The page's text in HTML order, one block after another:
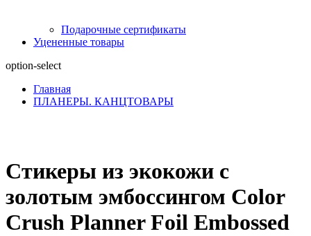
Подарочные сертификаты
Уцененные товары
option-select
Главная
ПЛАНЕРЫ. КАНЦТОВАРЫ
Стикеры из экокожи с
золотым эмбоссингом Color
Crush Planner Foil Embossed